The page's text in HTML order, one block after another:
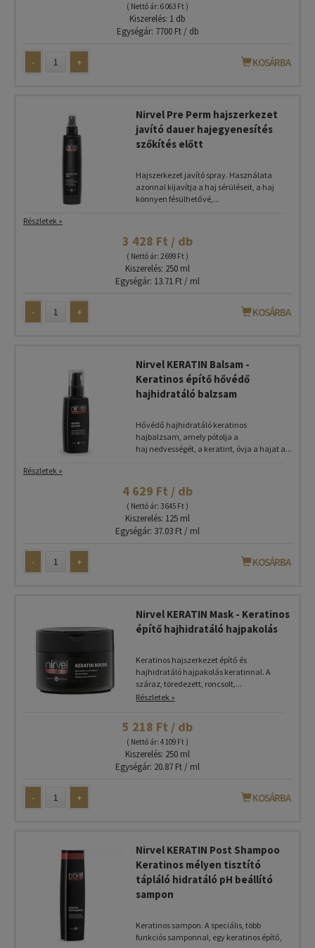
( Nettó ár: 6 063 Ft )
Kiszerelés: 1 db
Egységár: 7700 Ft / db
- + KOSÁRBA
Nirvel Pre Perm hajszerkezet
javító dauer hajegyenesítés
szőkítés előtt
Hajszerkezet javító spray. Használata
azonnal kijavítja a haj sérüléseit, a haj
könnyen fésülhetővé,...
Részletek »
3 428 Ft / db
( Nettó ár: 2 699 Ft )
Kiszerelés: 250 ml
Egységár: 13.71 Ft / ml
- + KOSÁRBA
Nirvel KERATIN Balsam -
Keratinos építő hővédő
hajhidratáló balzsam
Hővédő hajhidratáló keratinos
hajbalzsam, amely pótolja a
haj nedvességét, a keratint, óvja a hajat a...
Részletek »
4 629 Ft / db
( Nettó ár: 3 645 Ft )
Kiszerelés: 125 ml
Egységár: 37.03 Ft / ml
- + KOSÁRBA
Nirvel KERATIN Mask - Keratinos
építő hajhidratáló hajpakolás
Keratinos hajszerkezet építő és
hajhidratáló hajpakolás keratinnal. A
száraz, töredezett, roncsolt,...
Részletek »
5 218 Ft / db
( Nettó ár: 4 109 Ft )
Kiszerelés: 250 ml
Egységár: 20.87 Ft / ml
- + KOSÁRBA
Nirvel KERATIN Post Shampoo
Keratinos mélyen tisztító
tápláló hidratáló pH beállító
sampon
Keratinos sampon. A speciális, több
funkciós samponnal, egy keratinos építő,